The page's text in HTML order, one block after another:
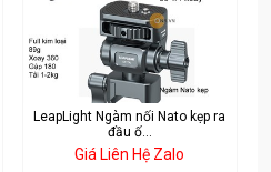
LeapLight Ngàm nối Nato kẹp ra
đầu ố...
Giá Liên Hệ Zalo